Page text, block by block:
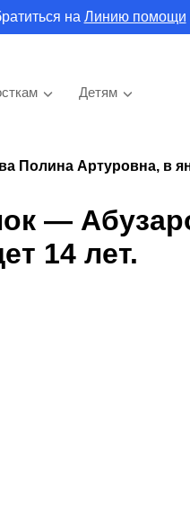
на Линию помощи
Детям
Полина Артуровна, в
—
14 лет.